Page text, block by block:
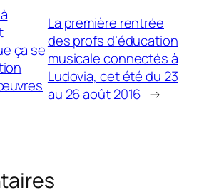
ça se
La première rentrée
des profs d’éducation
musicale connectés à
Ludovia, cet été du 23
au 26 août 2016 →